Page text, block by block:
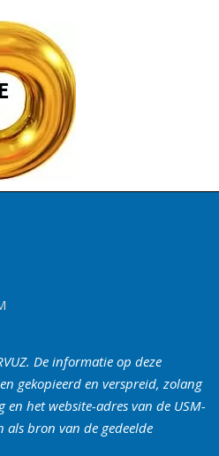
De informatie op deze
gekopieerd en verspreid, zolang
het website-adres van de USM-
bron van de gedeelde